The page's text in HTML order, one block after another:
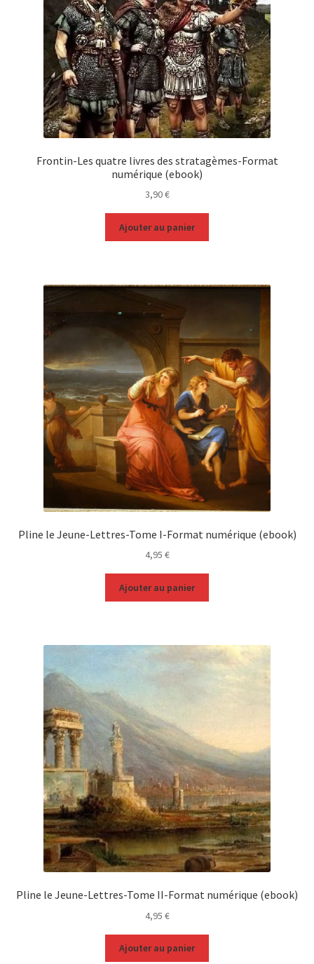
Frontin-Les quatre livres des stratagèmes-Format
numérique (ebook)
3,90€
Ajouter au panier
Pline le Jeune-Lettres-Tome I-Format numérique (ebook)
4,95 €
Ajouter au panier
Pline le Jeune-Lettres-Tome II-Format numérique (ebook)
4,95 €
Ajouter au panier